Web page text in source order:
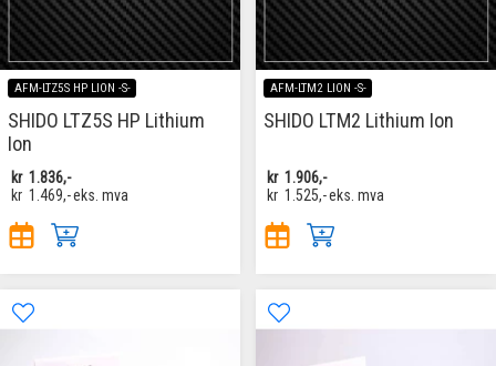
AFM-LTZ5S HP LION -S-
SHIDO LTZ5S HP Lithium
Ion
kr 1.836,-
kr 1.469,-eks. mva
AFM-LTM2 LION -S-
SHIDO LTM2 Lithium Ion
kr 1.906,-
kr 1.525,-eks. mva